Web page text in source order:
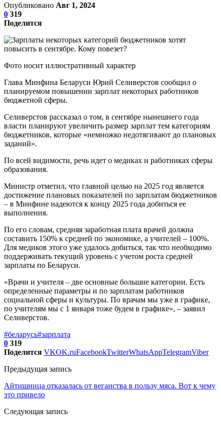
Опубликовано Авг 1, 2024
0 319
Поделится
Фото носит иллюстративный характер
Глава Минфина Беларуси Юрий Селиверстов сообщил о
планируемом повышении зарплат некоторых работников
бюджетной сферы.
Селиверстов рассказал о том, в сентябре нынешнего года
власти планируют увеличить размер зарплат тем категориям
бюджетников, которые «немножко недотягивают до плановых
заданий».
По всей видимости, речь идет о медиках и работниках сферы
образования.
Министр отметил, что главной целью на 2025 год является
достижение плановых показателей по зарплатам бюджетников
– в Минфине надеются к концу 2025 года добиться ее
выполнения.
По его словам, средняя заработная плата врачей должна
составить 150% к средней по экономике, а учителей – 100%.
Для медиков этого уже удалось добиться, так что необходимо
поддерживать текущий уровень с учетом роста средней
зарплаты по Беларуси.
«Врачи и учителя – две основные большие категории. Есть
определенные параметры и по зарплатам работников
социальной сферы и культуры. По врачам мы уже в графике,
по учителям мы с 1 января тоже будем в графике», – заявил
Селиверстов.
#беларусь#зарплата
0 319
Поделится VKOK.ruFacebookTwitterWhatsAppTelegramViber
Предыдущая запись
Айтишница отказалась от веганства в пользу мяса. Вот к чему
это привело
Следующая запись